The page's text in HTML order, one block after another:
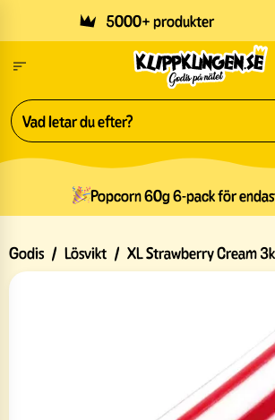
5000+ produkter
Popcorn 60g 6-pack för
Godis / Lösvikt / XL Strawberry Cream